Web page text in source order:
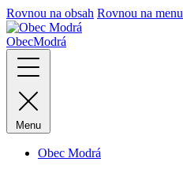
Rovnou na obsah Rovnou na menu
ObecModrá
Menu
Obec Modrá